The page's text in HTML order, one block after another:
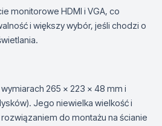
monitorowe HDMI i VGA, co
i większy wybór, jeśli chodzi o
265 × 223 × 48 mm i
Jego niewielka wielkość i
do montażu na ścianie